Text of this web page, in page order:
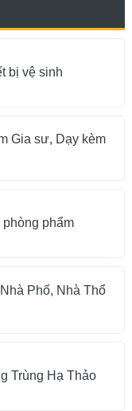
bị vệ sinh
Gia sư, Dạy kèm
phẩm
Phố, Nhà Thổ
Trùng Hạ Thảo